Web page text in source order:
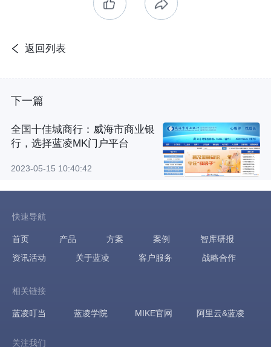
返回列表
下一篇
全国十佳城商行：威海市商业银
行，选择蓝凌MK门户平台
2023-05-15 10:40:42
快速导航
首页 产品 方案 案例
智库研报
资讯活动
关于蓝凌 客户服务 战略合作
相关链接
蓝凌叮当 蓝凌学院 MIKE官网 阿里云&蓝凌
关注我们